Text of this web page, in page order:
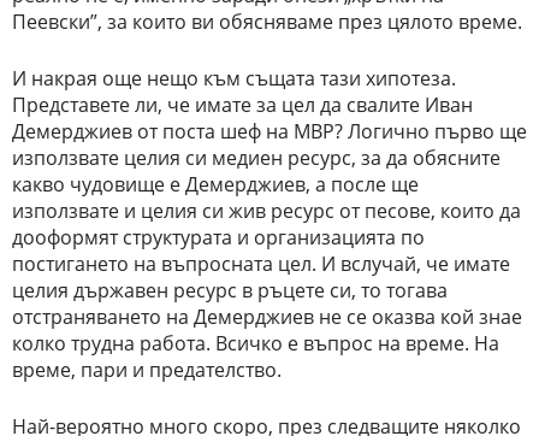
Пеевски”, за които ви обясняваме през цялото време.
И накрая още нещо към същата тази хипотеза.
Представете ли, че имате за цел да свалите Иван
Демерджиев от поста шеф на МВР? Логично първо ще
използвате целия си медиен ресурс, за да обясните
какво чудовище е Демерджиев, а после ще
използвате и целия си жив ресурс от песове, които да
дооформят структурата и организацията по
постигането на въпросната цел. И вслучай, че имате
целия държавен ресурс в ръцете си, то тогава
отстраняването на Демерджиев не се оказва кой знае
колко трудна работа. Всичко е въпрос на време. На
време, пари и предателство.
Най-вероятно много скоро, през следващите няколко